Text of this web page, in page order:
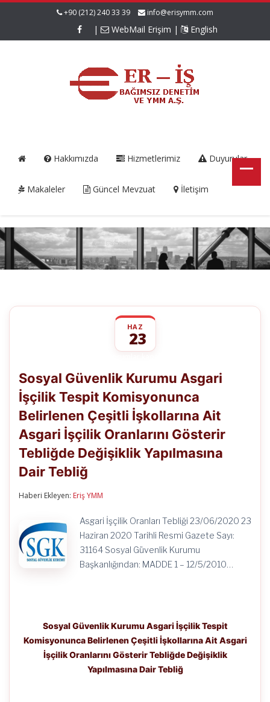
+90 (212) 240 33 39 info@erisymm.com
| WebMail Erişim | English
Hakkımızda Hizmetlerimiz Duyurular
Makaleler Güncel Mevzuat İletişim
HAZ
23
Kurumu
İşçilik
Tespit
Komisyonunca
Belirlenen
Çeşitli
İşkollarına
Ait
Değişiklik
Yapılmasına
Dair
Tebliğ
için
Sosyal Güvenlik Kurumu Asgari
İşçilik Tespit Komisyonunca
Belirlenen Çeşitli İşkollarına Ait
Asgari İşçilik Oranlarını Gösterir
Tebliğde Değişiklik Yapılmasına
Dair Tebliğ
Haberi Ekleyen: Eriş YMM
Asgari İşçilik Oranları Tebliği 23/06/2020 23
Haziran 2020 Tarihli Resmi Gazete Sayı:
31164 Sosyal Güvenlik Kurumu
Başkanlığından: MADDE 1 – 12/5/2010…
Sosyal Güvenlik Kurumu Asgari İşçilik Tespit
Komisyonunca Belirlenen Çeşitli İşkollarına Ait Asgari
İşçilik Oranlarını Gösterir Tebliğde Değişiklik
Yapılmasına Dair Tebliğ